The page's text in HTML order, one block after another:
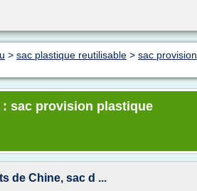
> sac plastique reutilisable > sac provision
sac provision plastique
de Chine, sac d ...